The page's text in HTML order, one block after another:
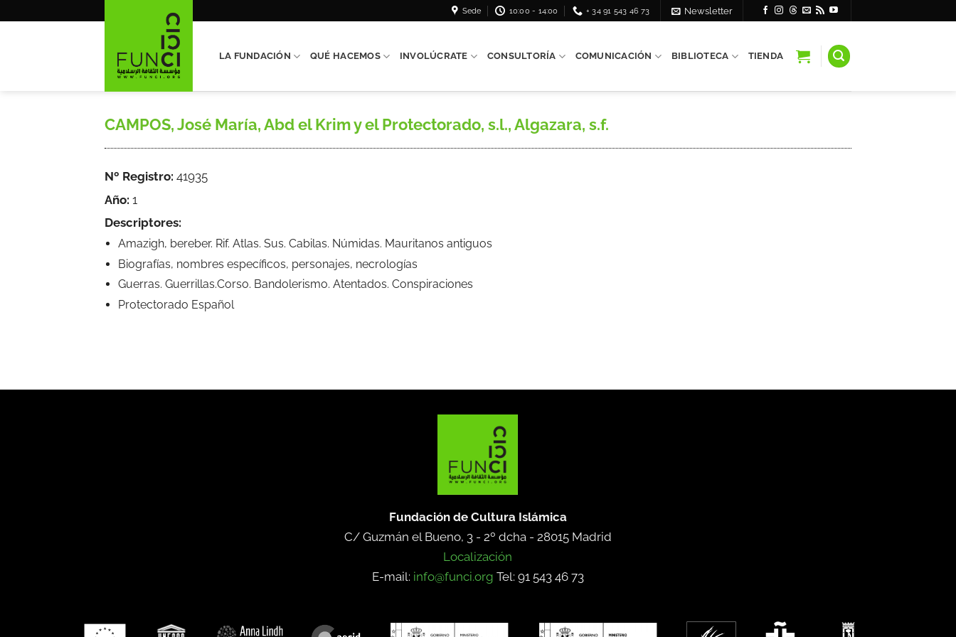
Sede 10:00 - 14:00 + 34 91 543 46 73 Newsletter
LA FUNDACIÓN QUÉ HACEMOS INVOLÚCRATE CONSULTORÍA COMUNICACIÓN BIBLIOTECA TIENDA
CAMPOS, José María, Abd el Krim y el Protectorado, s.l., Algazara, s.f.
Nº Registro: 41935
Año: 1
Descriptores:
Amazigh, bereber. Rif. Atlas. Sus. Cabilas. Númidas. Mauritanos antiguos
Biografías, nombres específicos, personajes, necrologías
Guerras. Guerrillas.Corso. Bandolerismo. Atentados. Conspiraciones
Protectorado Español
Fundación de Cultura Islámica
C/ Guzmán el Bueno, 3 - 2º dcha - 28015 Madrid
Localización
E-mail: info@funci.org Tel: 91 543 46 73